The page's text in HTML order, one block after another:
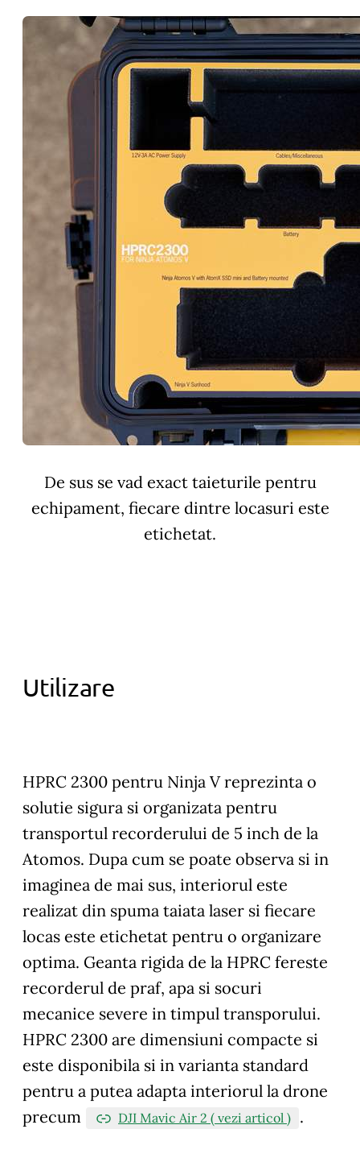
De sus se vad exact taieturile pentru
echipament, fiecare dintre locasuri este
etichetat.
Utilizare
HPRC 2300 pentru Ninja V reprezinta o
solutie sigura si organizata pentru
transportul recorderului de 5 inch de la
Atomos. Dupa cum se poate observa si in
imaginea de mai sus, interiorul este
realizat din spuma taiata laser si fiecare
locas este etichetat pentru o organizare
optima. Geanta rigida de la HPRC fereste
recorderul de praf, apa si socuri
mecanice severe in timpul transporului.
HPRC 2300 are dimensiuni compacte si
este disponibila si in varianta standard
pentru a putea adapta interiorul la drone
precum
DJI Mavic Air 2 ( vezi articol ) .